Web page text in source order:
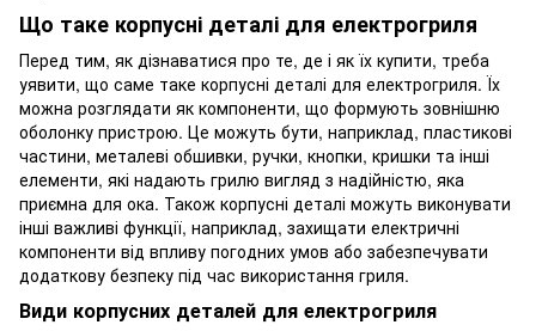
Що таке корпусні деталі для електрогриля
Перед тим, як дізнаватися про те, де і як їх купити, треба
уявити, що саме таке корпусні деталі для електрогриля. Їх
можна розглядати як компоненти, що формують зовнішню
оболонку пристрою. Це можуть бути, наприклад, пластикові
частини, металеві обшивки, ручки, кнопки, кришки та інші
елементи, які надають грилю вигляд з надійністю, яка
приємна для ока. Також корпусні деталі можуть виконувати
інші важливі функції, наприклад, захищати електричні
компоненти від впливу погодних умов або забезпечувати
додаткову безпеку під час використання гриля.
Види корпусних деталей для електрогриля